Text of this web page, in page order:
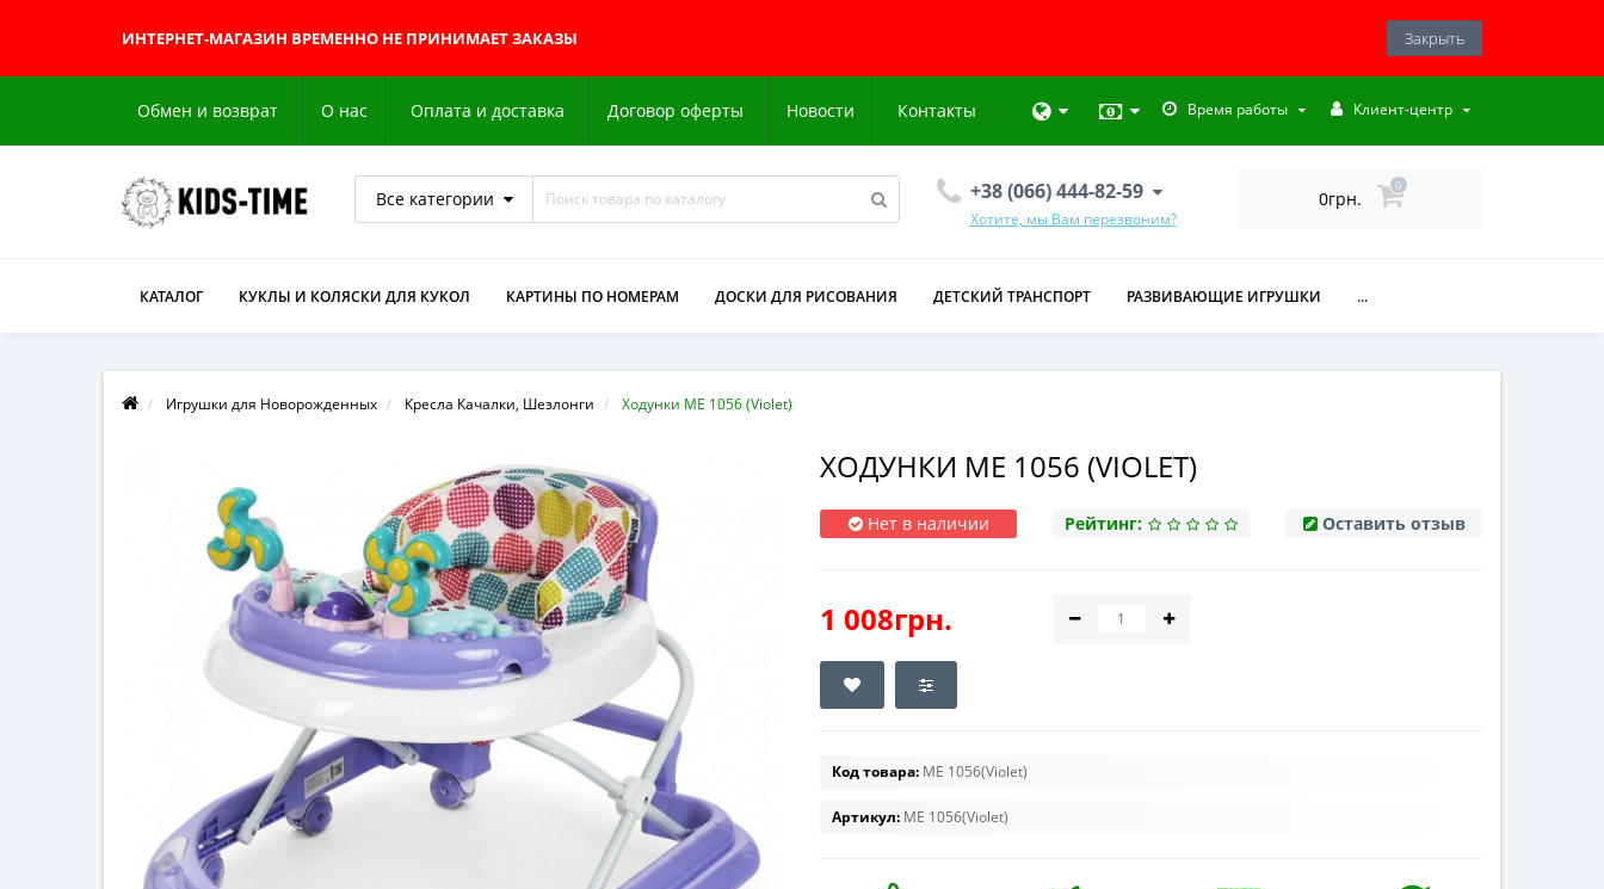
ИНТЕРНЕТ-МАГАЗИН ВРЕМЕННО НЕ ПРИНИМАЕТ ЗАКАЗЫ Закрыть
Обмен и возврат О нас Оплата и доставка Договор оферты Новости Контакты Время работы Клиент-центр
Все категории +38 (066) 444-82-59
Хотите, мы Вам перезвоним?
0грн.
0
КАТАЛОГ КУКЛЫ И КОЛЯСКИ ДЛЯ КУКОЛ КАРТИНЫ ПО НОМЕРАМ ДОСКИ ДЛЯ РИСОВАНИЯ ДЕТСКИЙ ТРАНСПОРТ РАЗВИВАЮЩИЕ ИГРУШКИ ...
Игрушки для Новорожденных Кресла Качалки, Шезлонги Ходунки ME 1056 (Violet)
ХОДУНКИ ME 1056 (VIOLET)
Нет в наличии Рейтинг: Оставить отзыв
1 008грн.
Код товара: ME 1056(Violet)
Артикул: ME 1056(Violet)